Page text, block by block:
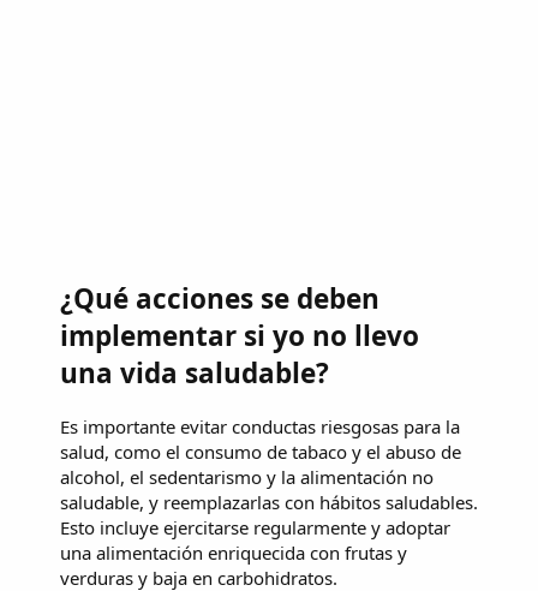
¿Qué acciones se deben
implementar si yo no llevo
una vida saludable?
Es importante evitar conductas riesgosas para la
salud, como el consumo de tabaco y el abuso de
alcohol, el sedentarismo y la alimentación no
saludable, y reemplazarlas con hábitos saludables.
Esto incluye ejercitarse regularmente y adoptar
una alimentación enriquecida con frutas y
verduras y baja en carbohidratos.